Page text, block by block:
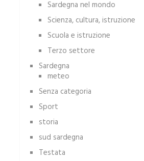
Sardegna nel mondo
Scienza, cultura, istruzione
Scuola e istruzione
Terzo settore
Sardegna
meteo
Senza categoria
Sport
storia
sud sardegna
Testata